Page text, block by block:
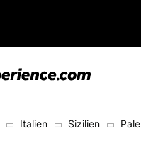
Italien Sizilien